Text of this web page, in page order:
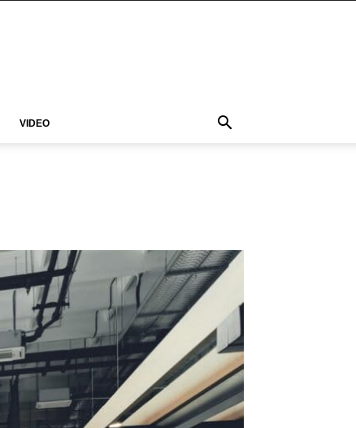
VIDEO